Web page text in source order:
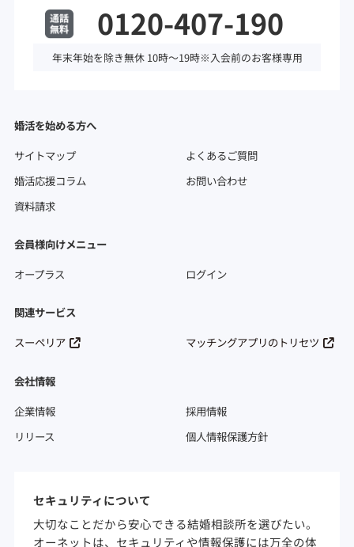
0120-407-190
年末年始を除き無休 10時～19時※入会前のお客様専用
婚活を始める方へ
サイトマップ
よくあるご質問
婚活応援コラム
お問い合わせ
資料請求
会員様向けメニュー
オープラス
ログイン
関連サービス
スーペリア
マッチングアプリのトリセツ
会社情報
企業情報
採用情報
リリース
個人情報保護方針
セキュリティについて
大切なことだから安心できる結婚相談所を選びたい。
オーネットは、セキュリティや情報保護には万全の体